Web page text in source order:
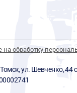
на обработку
ул. Шевченко, 44